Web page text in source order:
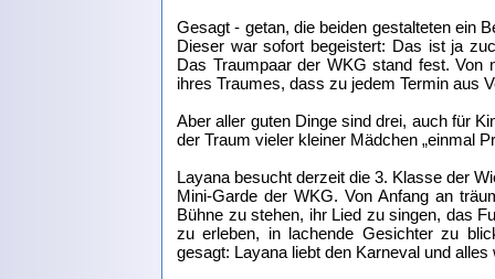
Gesagt - getan, die beiden gestalteten ein
Dieser war sofort begeistert: Das ist ja
Das Traumpaar der WKG stand fest. Von
ihres Traumes, dass zu jedem Termin aus
Aber aller guten Dinge sind drei, auch für
der Traum vieler kleiner Mädchen „einmal
Layana besucht derzeit die 3. Klasse der
Mini-Garde der WKG. Von Anfang an
Bühne zu stehen, ihr Lied zu singen, das
zu erleben, in lachende Gesichter zu
gesagt: Layana liebt den Karneval und